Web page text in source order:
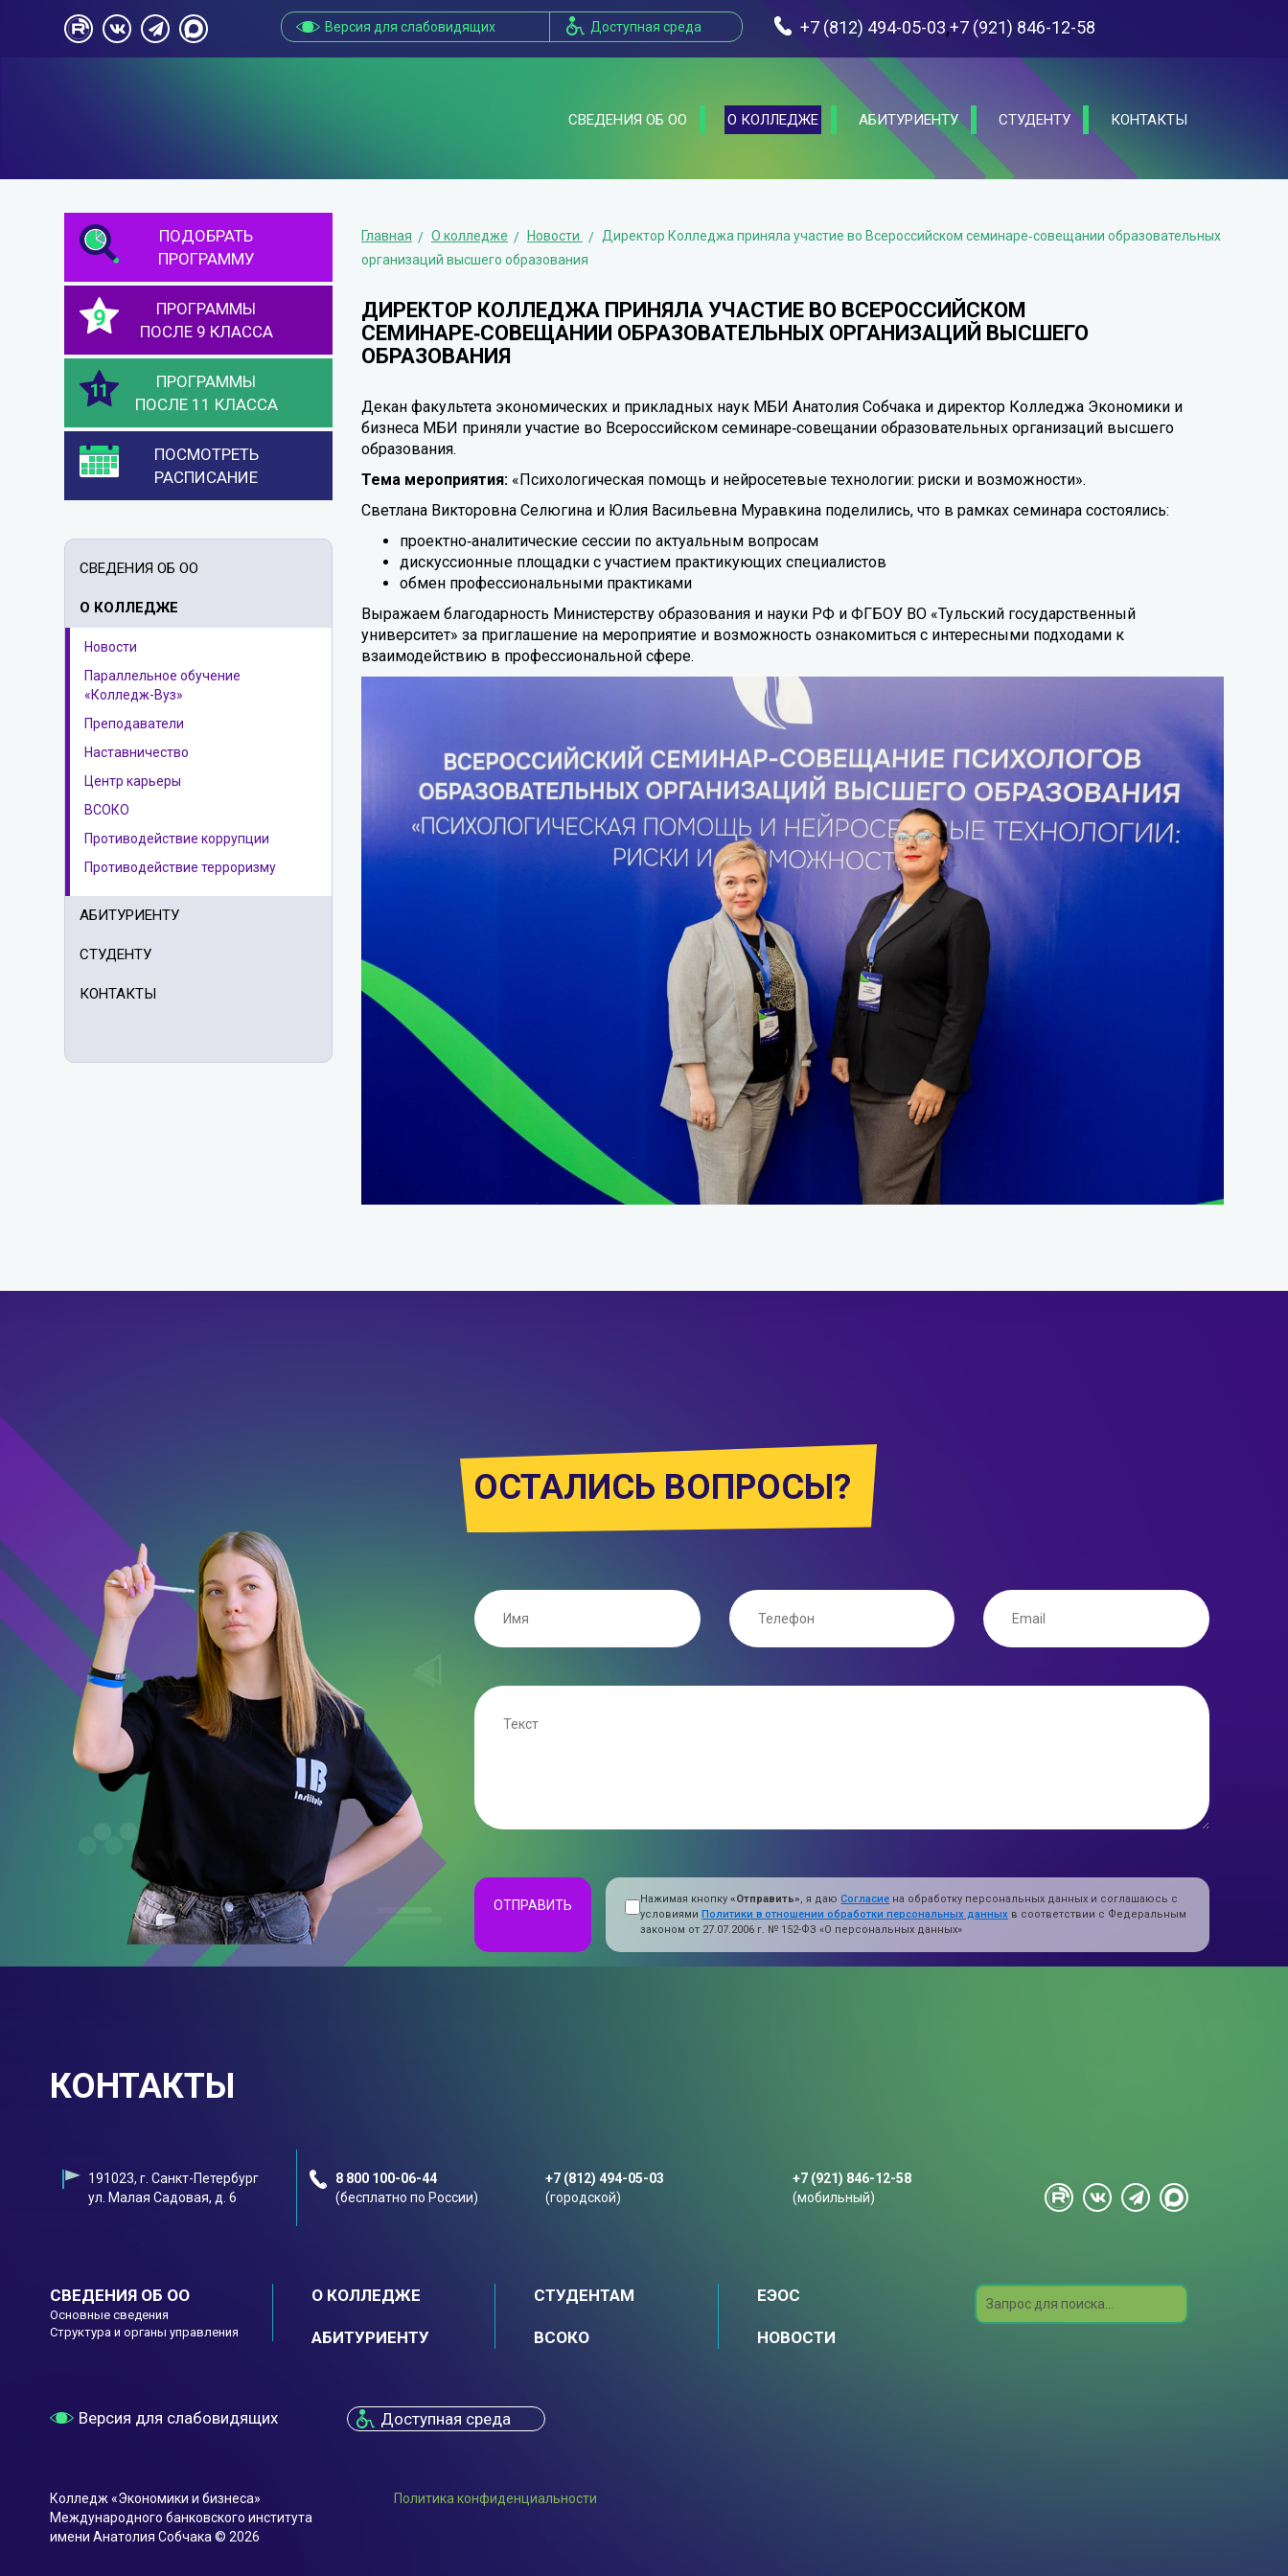
Версия для слабовидящих Доступная среда +7 (812) 494-05-03,+7 (921) 846-12-58
СВЕДЕНИЯ ОБ ОО О КОЛЛЕДЖЕ АБИТУРИЕНТУ СТУДЕНТУ КОНТАКТЫ
ПОДОБРАТЬ
ПРОГРАММУ
ПРОГРАММЫ
ПОСЛЕ 9 КЛАССА
ПРОГРАММЫ
ПОСЛЕ 11 КЛАССА
ПОСМОТРЕТЬ
РАСПИСАНИЕ
СВЕДЕНИЯ ОБ ОО
О КОЛЛЕДЖЕ
Новости
Параллельное обучение
«Колледж-Вуз»
Преподаватели
Наставничество
Центр карьеры
ВСОКО
Противодействие коррупции
Противодействие терроризму
АБИТУРИЕНТУ
СТУДЕНТУ
КОНТАКТЫ
Главная О колледже Новости
Директор Колледжа приняла участие во Всероссийском семинаре‑совещании образовательных
организаций высшего образования
ДИРЕКТОР КОЛЛЕДЖА ПРИНЯЛА УЧАСТИЕ ВО ВСЕРОССИЙСКОМ
СЕМИНАРЕ‑СОВЕЩАНИИ ОБРАЗОВАТЕЛЬНЫХ ОРГАНИЗАЦИЙ ВЫСШЕГО
ОБРАЗОВАНИЯ
Декан факультета экономических и прикладных наук МБИ Анатолия Собчака и директор Колледжа Экономики и
бизнеса МБИ приняли участие во Всероссийском семинаре‑совещании образовательных организаций высшего
образования.
Тема мероприятия: «Психологическая помощь и нейросетевые технологии: риски и возможности».
Светлана Викторовна Селюгина и Юлия Васильевна Муравкина поделились, что в рамках семинара состоялись:
проектно‑аналитические сессии по актуальным вопросам
дискуссионные площадки с участием практикующих специалистов
обмен профессиональными практиками
Выражаем благодарность Министерству образования и науки РФ и ФГБОУ ВО «Тульский государственный
университет» за приглашение на мероприятие и возможность ознакомиться с интересными подходами к
взаимодействию в профессиональной сфере.
ОСТАЛИСЬ ВОПРОСЫ?
ОТПРАВИТЬ Нажимая кнопку«Отправить» , я даюСогласие на обработку персональных данных и соглашаюсь с
условиямиПолитики в отношении обработки персональных данных в соответствии с Федеральным
законом от 27.07.2006 г. № 152-ФЗ «О персональных данных»
КОНТАКТЫ
191023, г. Санкт-Петербург
ул. Малая Садовая, д. 6
8 800 100-06-44
(бесплатно по России)
+7 (812) 494-05-03
(городской)
+7 (921) 846-12-58
(мобильный)
СВЕДЕНИЯ ОБ ОО
Основные сведения
Структура и органы управления
О КОЛЛЕДЖЕ
АБИТУРИЕНТУ
СТУДЕНТАМ
ВСОКО
ЕЭОС
НОВОСТИ
Search
Версия для слабовидящих Доступная среда
Колледж «Экономики и бизнеса»
Международного банковского института
имени Анатолия Собчака © 2026
Политика конфиденциальности